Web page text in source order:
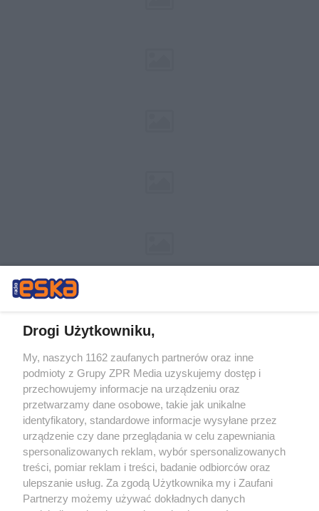
Żaden utwór zamieszczony w serwisie nie może być powielany i
rozpowszechniany lub dalej rozpowszechniany w jakikolwiek sposób (w
tym także elektroniczny lub mechaniczny) na jakimkolwiek polu
eksploatacji w jakiejkolwiek formie, włącznie z umieszczaniem w
Internecie bez pisemnej zgody właściciela praw. Jakiekolwiek użycie lub
wykorzystanie utworów w całości lub w części z naruszeniem prawa,
tzn. bez właściwej zgody, jest zabronione pod groźbą kary i może być
ścigane prawnie.
Drogi Użytkowniku,
My, naszych 1162 zaufanych partnerów oraz inne
podmioty z Grupy ZPR Media uzyskujemy dostęp i
przechowujemy informacje na urządzeniu oraz
przetwarzamy dane osobowe, takie jak unikalne
identyfikatory, standardowe informacje wysyłane przez
urządzenie czy dane przeglądania w celu zapewniania
spersonalizowanych reklam, wybór spersonalizowanych
treści, pomiar reklam i treści, badanie odbiorców oraz
ulepszanie usług. Za zgodą Użytkownika my i Zaufani
Partnerzy możemy używać dokładnych danych